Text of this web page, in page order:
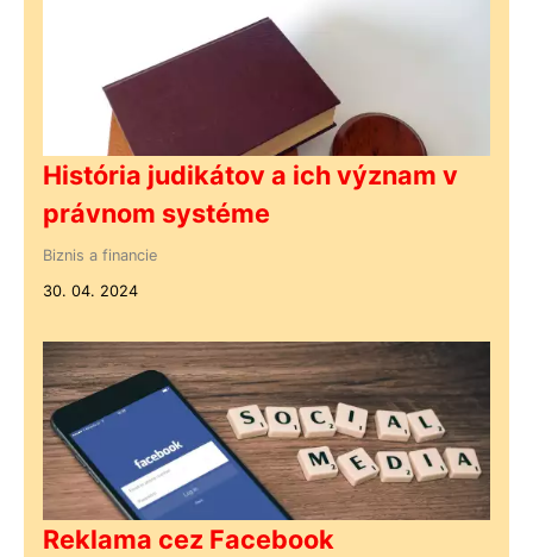
História judikátov a ich význam v
právnom systéme
Biznis a financie
30. 04. 2024
Reklama cez Facebook